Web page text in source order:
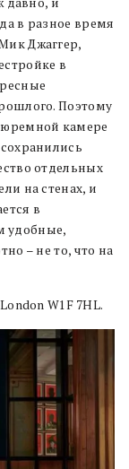
в разное время
Джаггер,
в
Поэтому
камере
отдельных
на стенах, и
в
удобные,
– не то, что на
W1F 7HL.